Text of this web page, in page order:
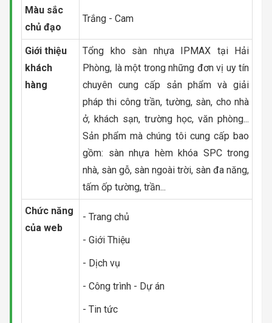
Màu sắc
chủ đạo
Trắng - Cam
Giới thiệu
khách
hàng
Tổng kho sàn nhựa IPMAX tại Hải
Phòng, là một trong những đơn vị uy tín
chuyên cung cấp sản phẩm và giải
pháp thi công trần, tường, sàn, cho nhà
ở, khách sạn, trường học, văn phòng...
Sản phẩm mà chúng tôi cung cấp bao
gồm: sàn nhựa hèm khóa SPC trong
nhà, sàn gỗ, sàn ngoài trời, sàn đa năng,
tấm ốp tường, trần...
Chức năng
của web
- Trang chủ
- Giới Thiệu
- Dịch vụ
- Công trình - Dự án
- Tin tức